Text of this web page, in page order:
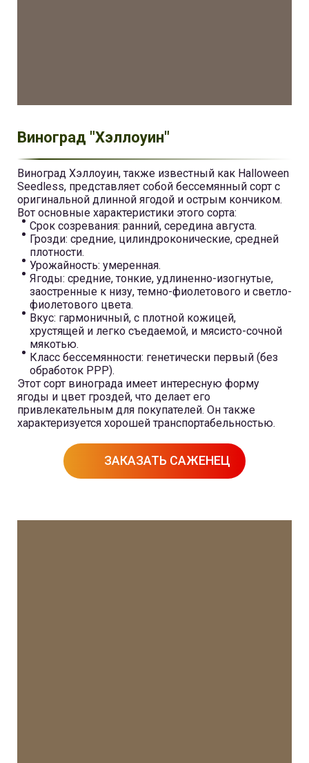
Виноград "Хэллоуин"
Виноград Хэллоуин, также известный как Halloween
Seedless, представляет собой бессемянный сорт с
оригинальной длинной ягодой и острым кончиком.
Вот основные характеристики этого сорта:
Срок созревания: ранний, середина августа.
Грозди: средние, цилиндроконические, средней
плотности.
Урожайность: умеренная.
Ягоды: средние, тонкие, удлиненно-изогнутые,
заостренные к низу, темно-фиолетового и светло-
фиолетового цвета.
Вкус: гармоничный, с плотной кожицей,
хрустящей и легко съедаемой, и мясисто-сочной
мякотью.
Класс бессемянности: генетически первый (без
обработок РРР).
Этот сорт винограда имеет интересную форму
ягоды и цвет гроздей, что делает его
привлекательным для покупателей. Он также
характеризуется хорошей транспортабельностью.
ЗАКАЗАТЬ САЖЕНЕЦ